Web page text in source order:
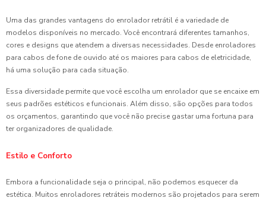
Uma das grandes vantagens do enrolador retrátil é a variedade de
modelos disponíveis no mercado. Você encontrará diferentes tamanhos,
cores e designs que atendem a diversas necessidades. Desde enroladores
para cabos de fone de ouvido até os maiores para cabos de eletricidade,
há uma solução para cada situação.
Essa diversidade permite que você escolha um enrolador que se encaixe em
seus padrões estéticos e funcionais. Além disso, são opções para todos
os orçamentos, garantindo que você não precise gastar uma fortuna para
ter organizadores de qualidade.
Estilo e Conforto
Embora a funcionalidade seja o principal, não podemos esquecer da
estética. Muitos enroladores retráteis modernos são projetados para serem